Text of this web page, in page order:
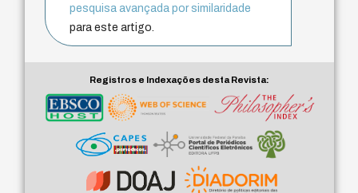
pesquisa avançada por similaridade
para este artigo.
Registros e Indexações desta Revista: